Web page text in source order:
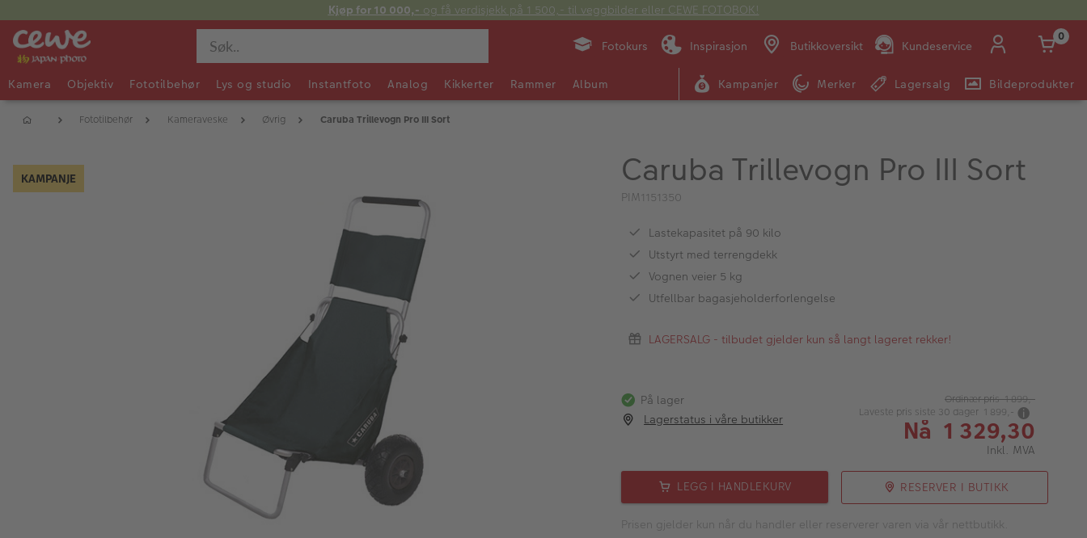
Kjøp for 10 000,- og få verdisjekk på 1 500,- til veggbilder eller CEWE FOTOBOK!
Fotokurs Inspirasjon Butikkoversikt Kundeservice
Man -
09:00 -
14:00 -
0
Kamera Objektiv Fototilbehør Lys og studio Instantfoto Analog Kikkerter Rammer Album Kampanjer Merker Lagersalg Bildeprodukter
Fototilbehør Kameraveske Øvrig Caruba Trillevogn Pro III Sort
KAMPANJE Caruba Trillevogn Pro III Sort
PIM1151350
Lastekapasitet på 90 kilo
Utstyrt med terrengdekk
Vognen veier 5 kg
Utfellbar bagasjeholderforlengelse
LAGERSALG - tilbudet gjelder kun så langt lageret rekker!
På lager
Lagerstatus i våre butikker
Ordinær pris 1 899,-
Laveste pris siste 30 dager 1 899,-
Nå 1 329,30
Inkl. MVA
LEGG I HANDLEKURV RESERVER I BUTIKK
Prisen gjelder kun når du handler eller reserverer varen via vår nettbutikk.